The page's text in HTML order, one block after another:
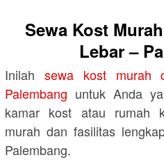
Sewa Kost
Lebar –
Inilah sewa kost murah
Palembang untuk Anda
kamar kost atau rumah
murah dan fasilitas
Palembang.